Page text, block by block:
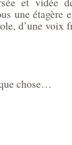
une étagère
d’une voix
chose…